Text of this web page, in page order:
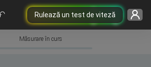
Rulează un test de viteză
Măsurare în curs